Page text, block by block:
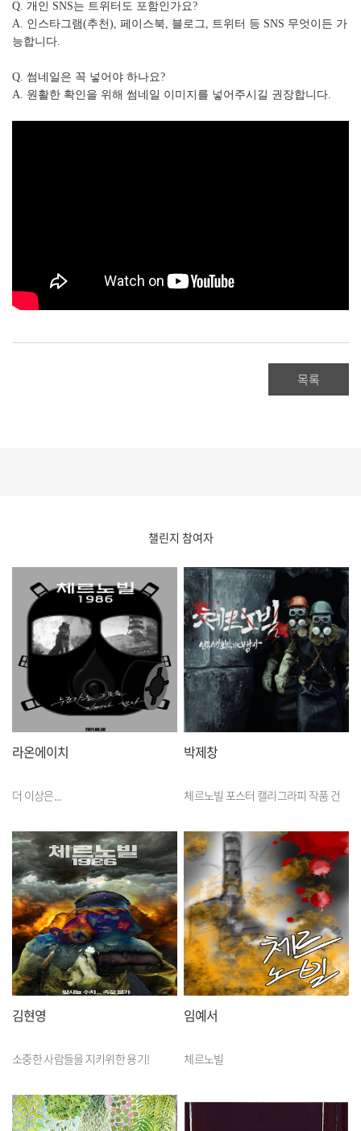
Q. 개인 SNS는 트위터도 포함인가요?
A. 인스타그램(추천), 페이스북, 블로그, 트위터 등 SNS 무엇이든 가
능합니다.
Q. 썸네일은 꼭 넣어야 하나요?
A. 원활한 확인을 위해 썸네일 이미지를 넣어주시길 권장합니다.
목록
챌린지 참여자
라온에이치
더 이상은...
박제창
체르노빌 포스터 캘리그라피 작품 건
김현영
소중한 사람들을 지키위한 용기!
임예서
체르노빌